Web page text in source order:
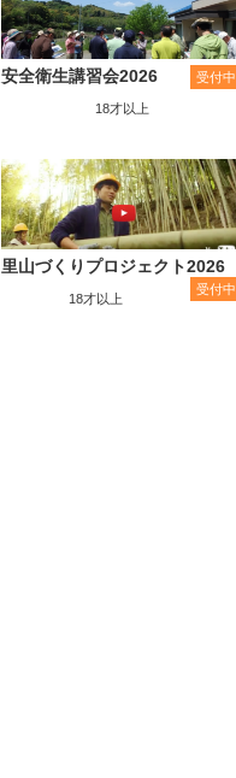
安全衛生講習会2026 受付中
18才以上
里山づくりプロジェクト2026
受付中
18才以上